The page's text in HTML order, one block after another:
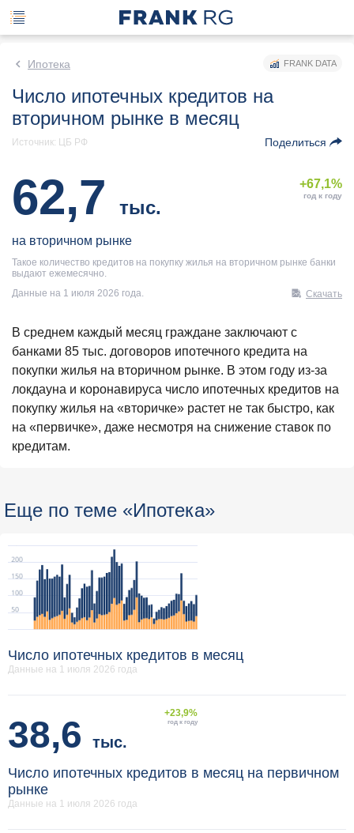
Ипотека FRANK DATA
Число ипотечных кредитов на
вторичном рынке в месяц
Поделиться
Источник: ЦБ РФ
62,7 тыс.
+67,1%
год к году
на вторичном рынке
Такое количество кредитов на покупку жилья на вторичном рынке банки
выдают ежемесячно.
Данные на 1 июля 2026 года.
Скачать
В среднем каждый месяц граждане заключают с
банками 85 тыс. договоров ипотечного кредита на
покупки жилья на вторичном рынке. В этом году из-за
локдауна и коронавируса число ипотечных кредитов на
покупку жилья на «вторичке» растет не так быстро, как
на «первичке», даже несмотря на снижение ставок по
кредитам.
Еще по теме «Ипотека»
Число ипотечных кредитов в месяц
Данные на 1 июля 2026 года
38,6 тыс.
+23,9%
год к году
Число ипотечных кредитов в месяц на первичном
рынке
Данные на 1 июля 2026 года